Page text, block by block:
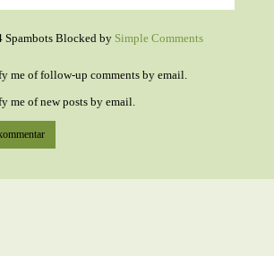
Spambots Blocked by Simple Comments
me of follow-up comments by email.
me of new posts by email.